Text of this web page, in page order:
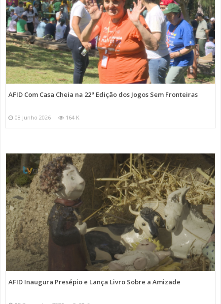
AFID Com Casa Cheia na 22ª Edição dos Jogos Sem Fronteiras
08 Junho 2026 164 K
AFID Inaugura Presépio e Lança Livro Sobre a Amizade